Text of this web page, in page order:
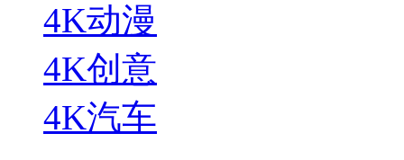
4K动漫
4K创意
4K汽车